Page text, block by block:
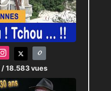
/ 18.583 vues